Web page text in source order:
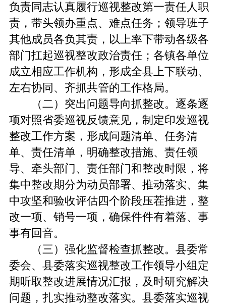
负责同志认真履行巡视整改第一责任人职
责，带头领办重点、难点任务；领导班子
其他成员各负其责，以上率下带动各级各
部门扛起巡视整改政治责任；各镇各单位
成立相应工作机构，形成全县上下联动、
左右协同、齐抓共管的工作格局。
（二）突出问题导向抓整改。逐条逐
项对照省委巡视反馈意见，制定印发巡视
整改工作方案，形成问题清单、任务清
单、责任清单，明确整改措施、责任领
导、牵头部门、责任部门和整改时限，将
集中整改期分为动员部署、推动落实、集
中攻坚和验收评估四个阶段压茬推进，整
改一项、销号一项，确保件件有着落、事
事有回音。
（三）强化监督检查抓整改。县委常
委会、县委落实巡视整改工作领导小组定
期听取整改进展情况汇报，及时研究解决
问题，扎实推动整改落实。县委落实巡视